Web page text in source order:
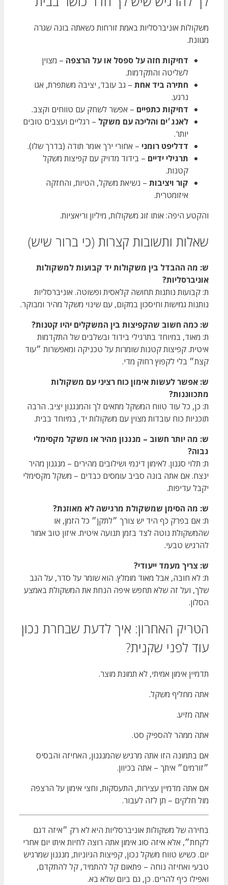
משקולות אוניברסליות באמת זורחות כשאתה בונה שגרה
מגוונת.
דחיקות חזה על ספסל או על הרצפה – מצוין
לשליטה והתקדמות.
חתירה ביד אחת – גב עובד, יציבה משתפרת, אגו
נרגע.
דחיקות כתפיים – אפשר לשחק עם טווחים וקצב.
לאנג׳ים והליכה עם משקל – רגליים ועצבים טובים
יותר.
דדליפט רומני – אחורי ירך אומר תודה (בדרך שלו).
תרגילי ידיים – בידוד מדויק עם קפיצות משקל
קטנות.
קור ויציבות – נשיאת משקל, הטיות, והחזקה
איזומטרית.
והקטע היפה: אותו זוג משקולות, מיליון וריאציות.
שאלות ותשובות קצרות (כי ברור שיש)
ש: מה ההבדל בין משקולות יד קבועות למשקולות
אוניברסליות?
ת: קבועות נותנות תחושה קלאסית ופשוטה. אוניברסליות
נותנות גמישות וחיסכון במקום, עם שינוי משקל מהיר ומבוקר.
ש: כמה חשוב שהקפיצות בין המשקלים יהיו קטנות?
ת: מאוד, במיוחד בתרגילי בידוד ובשלבים של התקדמות
איטית. קפיצות קטנות שומרות על טכניקה ומאפשרות ״עוד
קצת״ בלי לקפוץ רחוק מדי.
ש: אפשר לעשות אימון כוח רציני עם משקולות
מתכווננות?
ת: כן, כל עוד טווח המשקל מתאים לך והמנגנון יציב. הרבה
תוכניות כוח עובדות מצוין עם משקולות יד, במיוחד בבית.
ש: מה יותר חשוב – מנגנון מהיר או משקל מקסימלי
גבוה?
ת: תלוי סגנון. לאימון דינמי ושילובים מהירים – מנגנון מהיר
ינצח. אם אתה בונה סביב עומסים כבדים – משקל מקסימלי
יקבל עדיפות.
ש: מה הסימן שמשקולת מרגישה לא מאוזנת?
ת: אם בפרק כף היד יש צורך ״לתקן״ כל הזמן, או
שהמשקולת נוטה לצד בזמן תנועה איטית. איזון טוב אמור
להרגיש טבעי.
ש: צריך מעמד ייעודי?
ת: לא חובה, אבל מאוד מומלץ. הוא שומר על סדר, על הגב
שלך, ועל זה שלא תחפש איפה הנחת את המשקולת באמצע
הסלון.
הטריק האחרון: איך לדעת שבחרת נכון
עוד לפני שקנית?
תדמיין אימון אמיתי, לא תמונת מוצר.
אתה מחליף משקל.
אתה מזיע.
אתה ממהר להספיק סט.
אם בתמונה הזו אתה מרגיש שהמנגנון, האחיזה והבסיס
״זורמים״ איתך – אתה בכיוון.
אם אתה מדמיין עצירות, התעסקות, וחצי אימון על הרצפה
מול חלקים – תן לזה לעבור.
בחירה של משקולות אוניברסליות היא לא רק ״איזה דגם
לקחת״, אלא איזה סוג אימון אתה רוצה לחיות איתו יום אחרי
יום. כשיש טווח משקל נכון, קפיצות הגיוניות, מנגנון שמרגיש
טבעי ואחיזה נוחה – פתאום קל להתמיד, קל להתקדם,
ואפילו כיף להרים. כן, גם ביום שלא בא.